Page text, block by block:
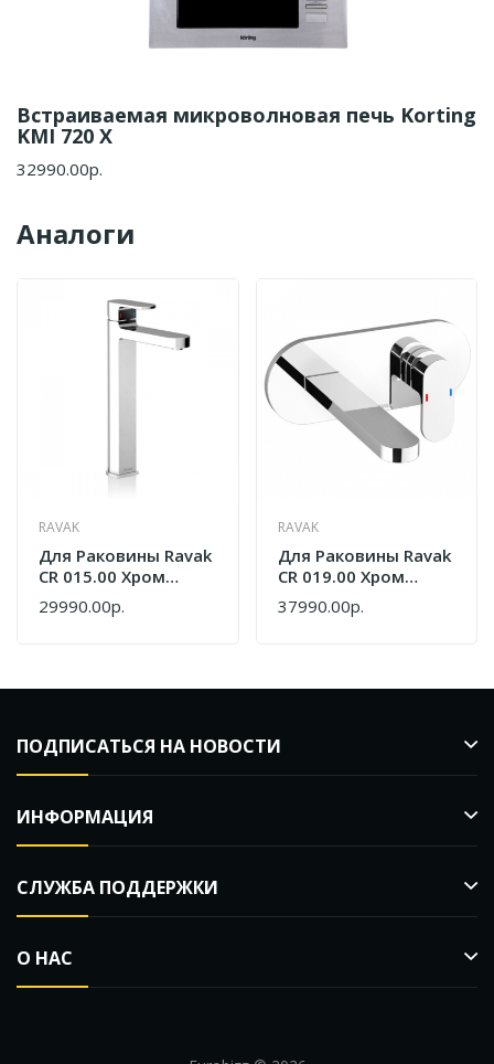
Встраиваемая микроволновая печь Korting
KMI 720 X
32990.00р.
Аналоги
RAVAK
Для Раковины Ravak
CR 015.00 Хром
X070100
29990.00р.
RAVAK
Для Раковины Ravak
CR 019.00 Хром
X070093
37990.00р.
ПОДПИСАТЬСЯ НА НОВОСТИ
ИНФОРМАЦИЯ
СЛУЖБА ПОДДЕРЖКИ
О НАС